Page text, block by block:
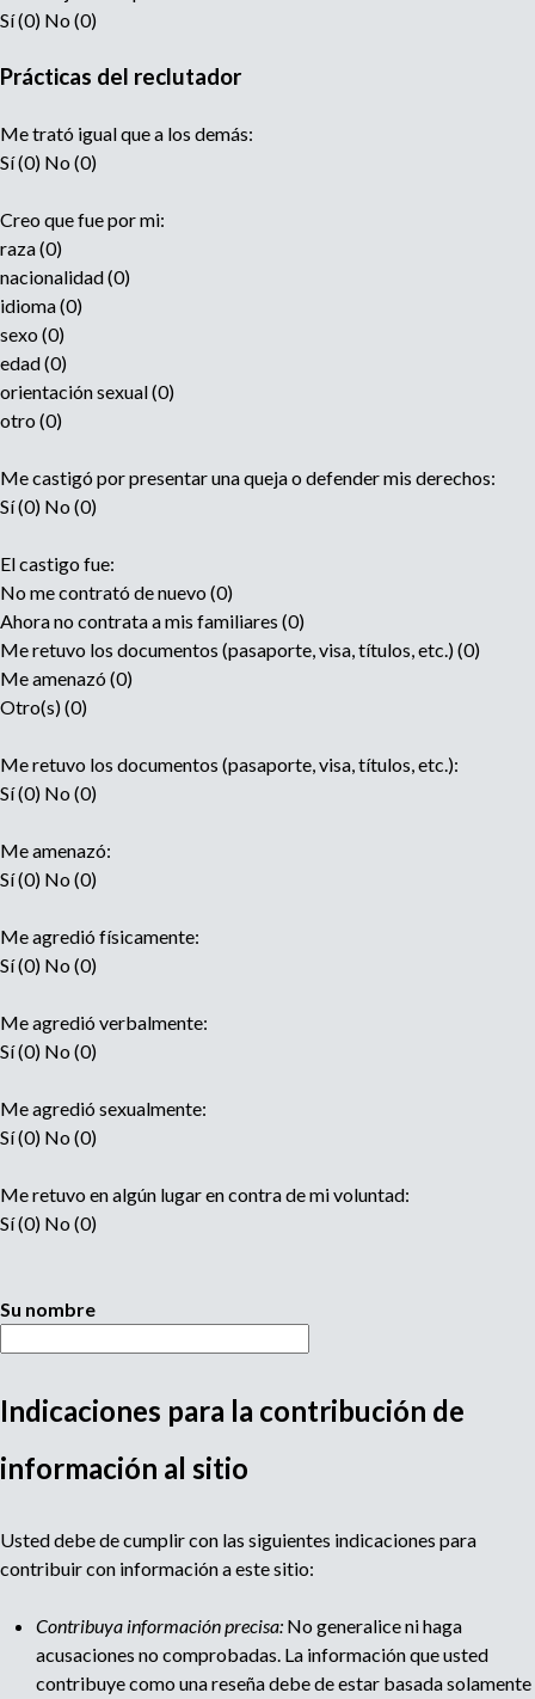
Sí (0) No (0)
Prácticas del reclutador
Me trató igual que a los demás:
Sí (0) No (0)
Creo que fue por mi:
raza (0)
nacionalidad (0)
idioma (0)
sexo (0)
edad (0)
orientación sexual (0)
otro (0)
Me castigó por presentar una queja o defender mis derechos:
Sí (0) No (0)
El castigo fue:
No me contrató de nuevo (0)
Ahora no contrata a mis familiares (0)
Me retuvo los documentos (pasaporte, visa, títulos, etc.) (0)
Me amenazó (0)
Otro(s) (0)
Me retuvo los documentos (pasaporte, visa, títulos, etc.):
Sí (0) No (0)
Me amenazó:
Sí (0) No (0)
Me agredió físicamente:
Sí (0) No (0)
Me agredió verbalmente:
Sí (0) No (0)
Me agredió sexualmente:
Sí (0) No (0)
Me retuvo en algún lugar en contra de mi voluntad:
Sí (0) No (0)
Su nombre
l
Indicaciones para la contribución de
información al sitio
Usted debe de cumplir con las siguientes indicaciones para
contribuir con información a este sitio:
Contribuya información precisa: No generalice ni haga
acusaciones no comprobadas. La información que usted
contribuye como una reseña debe de estar basada solamente